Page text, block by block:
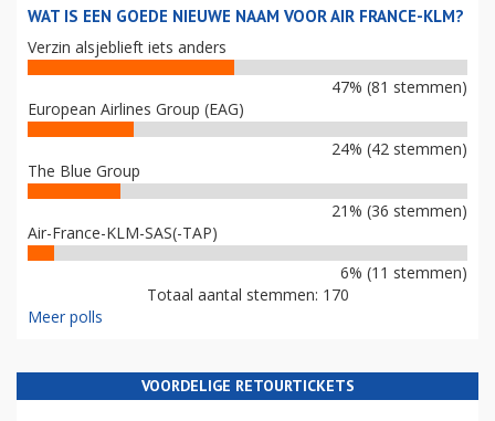
WAT IS EEN GOEDE NIEUWE NAAM VOOR AIR FRANCE-KLM?
Verzin alsjeblieft iets anders
47% (81 stemmen)
European Airlines Group (EAG)
24% (42 stemmen)
The Blue Group
21% (36 stemmen)
Air-France-KLM-SAS(-TAP)
6% (11 stemmen)
Totaal aantal stemmen: 170
Meer polls
VOORDELIGE RETOURTICKETS